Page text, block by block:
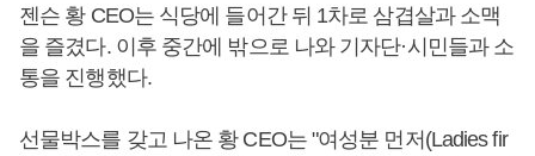
젠슨 황 CEO는 식당에 들어간 뒤 1차로 삼겹살과 소맥
을 즐겼다. 이후 중간에 밖으로 나와 기자단·시민들과 소
통을 진행했다.
선물박스를 갖고 나온 황 CEO는 "여성분 먼저(Ladies fir